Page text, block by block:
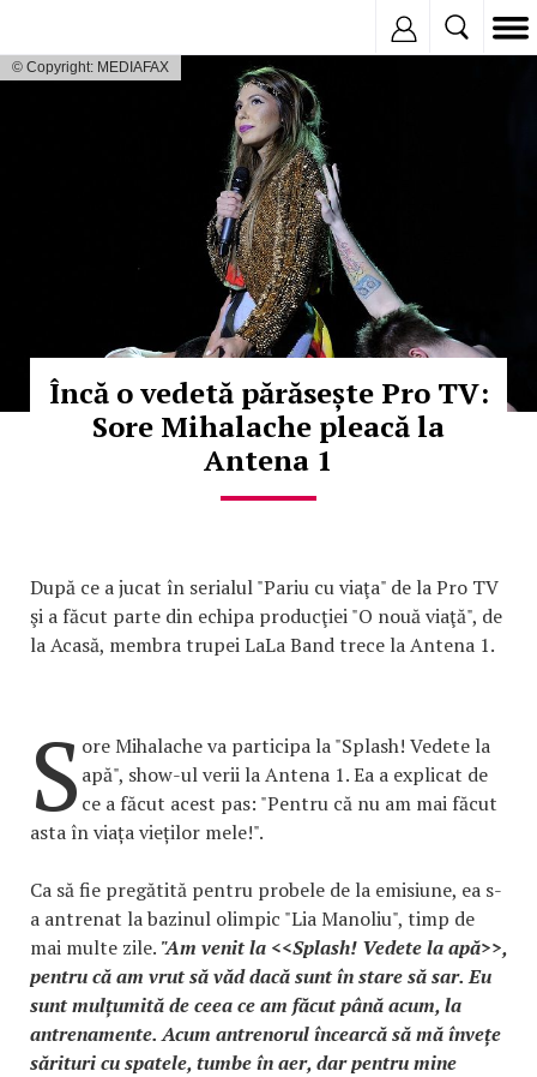
© Copyright: MEDIAFAX
Încă o vedetă părăsește Pro TV:
Sore Mihalache pleacă la
Antena 1
După ce a jucat în serialul "Pariu cu viaţa" de la Pro TV
şi a făcut parte din echipa producţiei "O nouă viaţă", de
la Acasă, membra trupei LaLa Band trece la Antena 1.
S ore Mihalache va participa la "Splash! Vedete la
apă", show-ul verii la Antena 1. Ea a explicat de
ce a făcut acest pas: "Pentru că nu am mai făcut
asta în viața vieților mele!".
Ca să fie pregătită pentru probele de la emisiune, ea s-
a antrenat la bazinul olimpic "Lia Manoliu", timp de
mai multe zile. "Am venit la <<Splash! Vedete la apă>>,
pentru că am vrut să văd dacă sunt în stare să sar. Eu
sunt mulțumită de ceea ce am făcut până acum, la
antrenamente. Acum antrenorul încearcă să mă învețe
sărituri cu spatele, tumbe în aer, dar pentru mine